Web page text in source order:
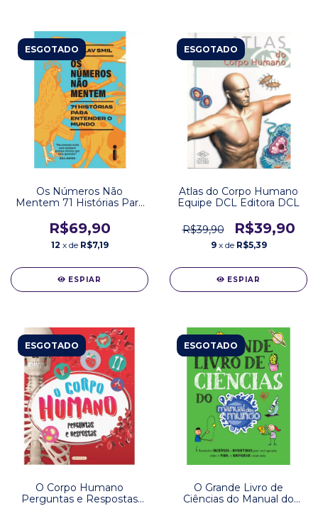
ESGOTADO
Os Números Não
Mentem 71 Histórias Para
Smil Editora Intrínseca
R$69,90
12 x de R$7,19
ESPIAR
ESGOTADO
Atlas do Corpo Humano
Equipe DCL Editora DCL
R$39,90 R$39,90
9 x de R$5,39
ESPIAR
ESGOTADO
O Corpo Humano
Perguntas e Respostas
ESGOTADO
O Grande Livro de
Ciências do Manual do